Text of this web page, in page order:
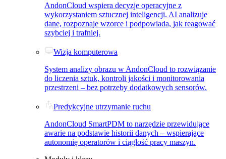
AndonCloud wspiera decyzje operacyjne z
wykorzystaniem sztucznej inteligencji. AI analizuje
dane, rozpoznaje wzorce i podpowiada, jak reagować
szybciej i trafniej.
Wizja komputerowa
System analizy obrazu w AndonCloud to rozwiązanie
do liczenia sztuk, kontroli jakości i monitorowania
przestrzeni – bez potrzeby dodatkowych sensorów.
Predykcyjne utrzymanie ruchu
AndonCloud SmartPDM to narzędzie przewidujące
awarie na podstawie historii danych – wspierające
autonomię operatorów i ciągłość pracy maszyn.